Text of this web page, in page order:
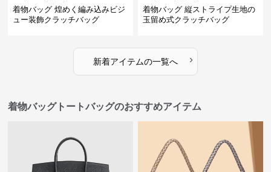
着物バッグ 煌めく編み込みビジ
ュー装飾クラッチバッグ
着物バッグ 縦ストライプ生地の
玉留め式クラッチバッグ
新着アイテムの一覧へ ›
着物バッグトートバッグのおすすめアイテム